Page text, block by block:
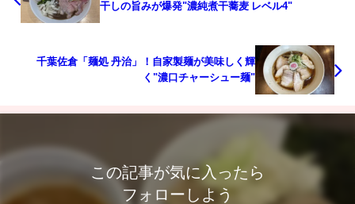
干しの旨みが爆発"濃純煮干蕎麦 レベル4"
千葉佐倉「麺処 丹治」！自家製麺が美味しく輝
く"濃口チャーシュー麺"
この記事が気に入ったら
フォローしよう